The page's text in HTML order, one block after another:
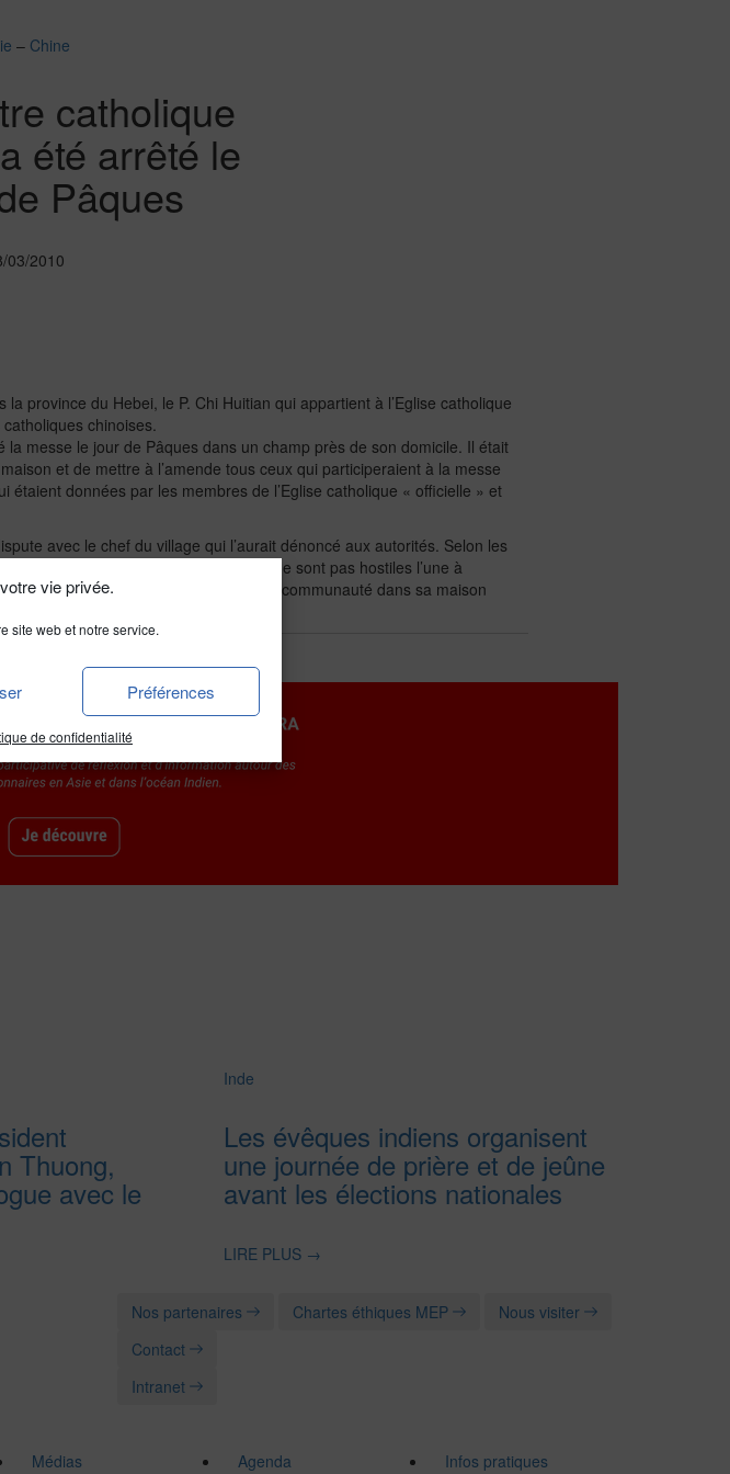
vie privée.
site web et notre service.
Préférences
de confidentialité
– Chine
catholique
été arrêté le
Pâques
03/2010
province du Hebei, le P. Chi Huitian qui appartient à l’Eglise catholique
chinoises.
messe le jour de Pâques dans un champ près de son domicile. Il était
et de mettre à l’amende tous ceux qui participeraient à la messe
données par les membres de l’Eglise catholique « officielle » et
avec le chef du village qui l’aurait dénoncé aux autorités. Selon les
» de Ningjin, bien que séparées, ne sont pas hostiles l’une à
il avait l’habitude de rassembler la communauté dans sa maison
Thuong,
avec le
Inde
Les évêques indiens organisent
une journée de prière et de jeûne
avant les élections nationales
LIRE PLUS →
Nos partenaires Chartes éthiques MEP
Nous visiter
Contact
Intranet
Médias
Agenda
Infos pratiques